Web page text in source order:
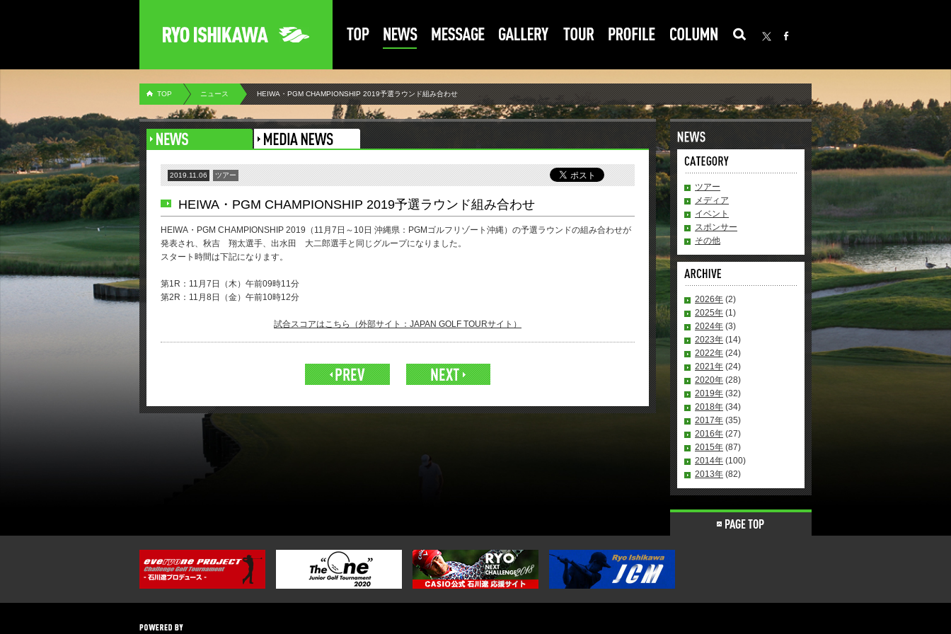
TOP ニュース HEIWA・PGM CHAMPIONSHIP 2019予選ラウンド組み合わせ
2019.11.06 ツアー
HEIWA・PGM CHAMPIONSHIP 2019予選ラウンド組み合わせ
HEIWA・PGM CHAMPIONSHIP 2019（11月7日～10日 沖縄県：PGMゴルフリゾート沖縄）の予選ラウンドの組み合わせが
発表され、秋吉 翔太選手、出水田 大二郎選手と同じグループになりました。
スタート時間は下記になります。
第1R：11月7日（木）午前09時11分
第2R：11月8日（金）午前10時12分
試合スコアはこちら（外部サイト：JAPAN GOLF TOURサイト）
ツアー
メディア
イベント
スポンサー
その他
2026年 (2)
2025年 (1)
2024年 (3)
2023年 (14)
2022年 (24)
2021年 (24)
2020年 (28)
2019年 (32)
2018年 (34)
2017年 (35)
2016年 (27)
2015年 (87)
2014年 (100)
2013年 (82)